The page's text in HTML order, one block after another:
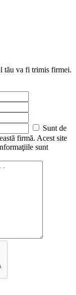
tău va fi trimis firmei.
Sunt de
firmă. Acest site
sunt